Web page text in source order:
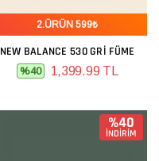
2.ÜRÜN 599₺
NEW BALANCE 530 GRI FÜME
%40 1,399.99 TL
%40
İNDİRİM